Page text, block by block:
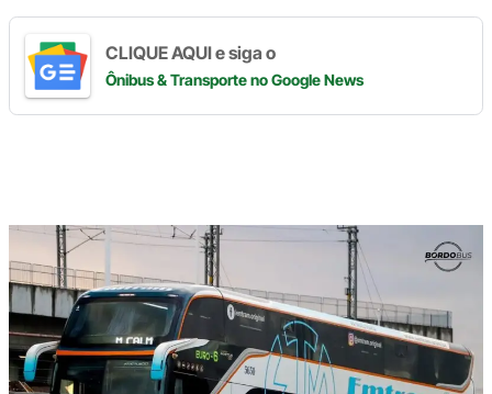
CLIQUE AQUI e siga o
Ônibus & Transporteno Google News
Digite
aqui
o
seu
e-
mail